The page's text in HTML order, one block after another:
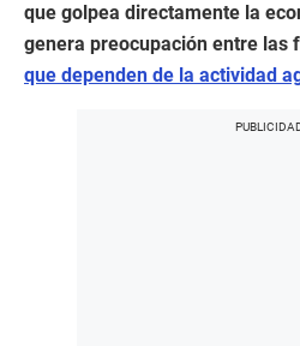
que golpea directamente la
genera preocupación entre las
que dependen de la actividad